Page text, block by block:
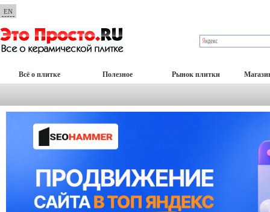
EN
Всё о плитке Полезное Рынок плитки